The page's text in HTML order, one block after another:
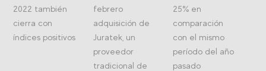
2022 también
cierra con
índices positivos
febrero
adquisición de
Juratek, un
proveedor
tradicional de
25% en
comparación
con el mismo
período del año
pasado